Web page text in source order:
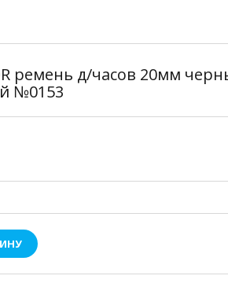
ремень д/часов 20мм
№0153